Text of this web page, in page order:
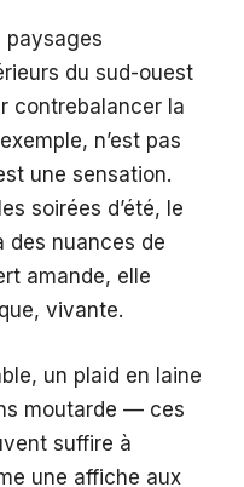
paysages
du sud-ouest
contrebalancer la
n’est pas
une sensation.
soirées d’été, le
des nuances de
amande, elle
vivante.
un plaid en laine
moutarde — ces
suffire à
une affiche aux